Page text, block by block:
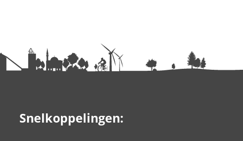
Snelkoppelingen: